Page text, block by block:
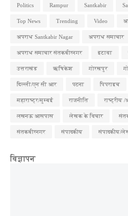
Politics Rampur Santkabir
Top News Trending Video
अपराध Santkabir Nagar अपराध समाचार
अपराध समाचार संतकबीरनगर इटावा
उत्तराखंड ऋषिकेश गोरखपुर
दिल्ली/एन सी आर पटना पिपराइच
महाराष्ट्र/मुम्बई राजनीति राष्ट्रीय /
लखनऊ आसपास लेखक के विचार
संतकबीरनगर संपादकीय संपादकीय/
विज्ञापन